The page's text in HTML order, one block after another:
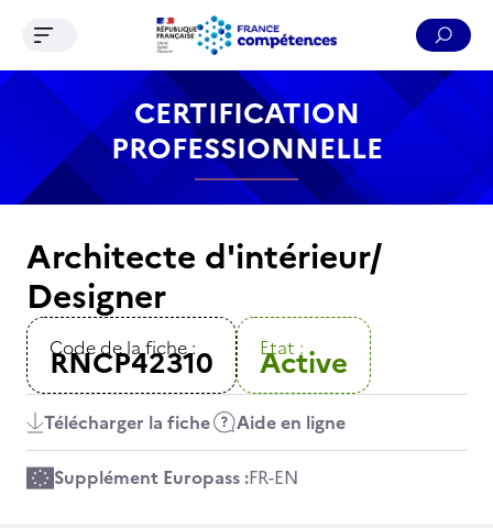
Contenu Recherche Menu Pied de page
Ouvrir le menu de navigation
CERTIFICATION
PROFESSIONNELLE
Architecte d'intérieur/
Designer
Code de la fiche :
RNCP42310 Etat :
Active
Télécharger la fiche Aide en ligne
Supplément Europass :FR-EN